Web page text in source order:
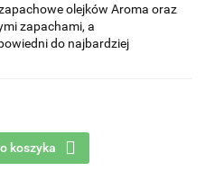
olejków Aroma oraz
zapachami, a
do najbardziej
koszyka